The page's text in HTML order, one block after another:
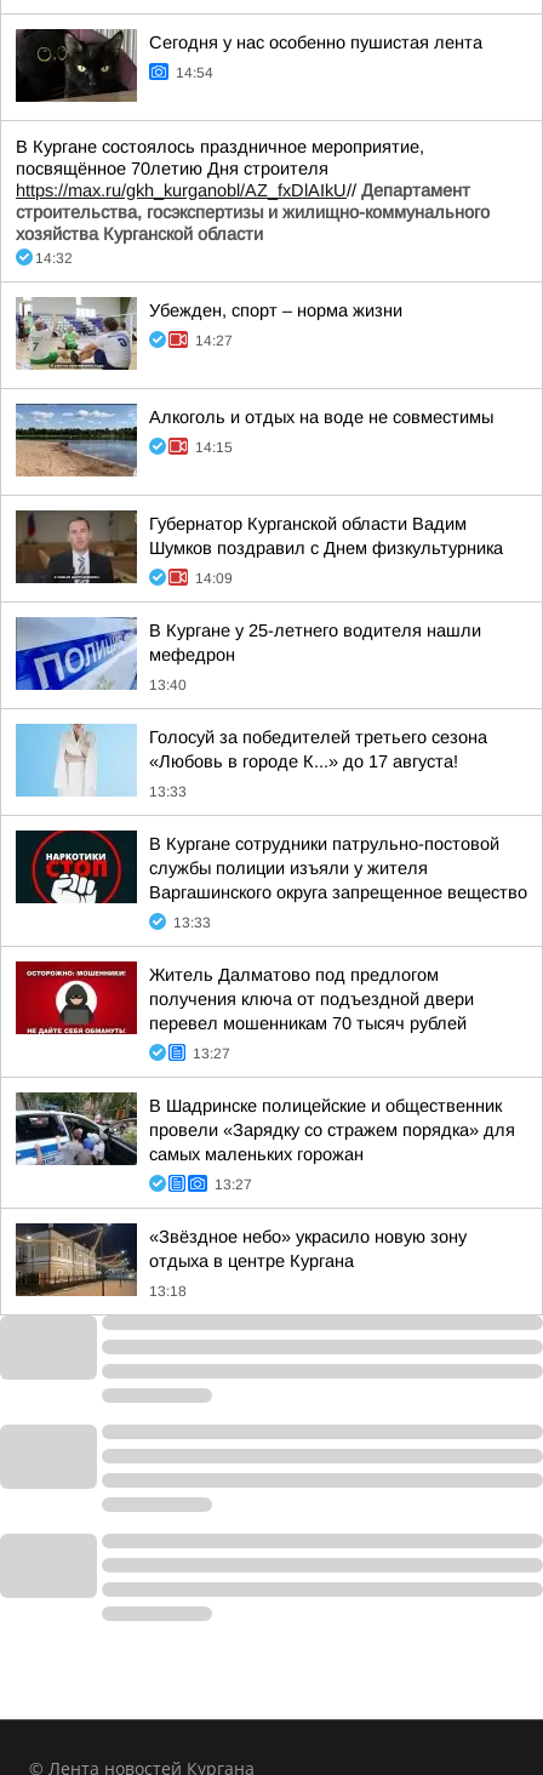
Сегодня у нас особенно пушистая лента
14:54
В Кургане состоялось праздничное мероприятие,
посвящённое 70летию Дня строителя
https://max.ru/gkh_kurganobl/AZ_fxDlAIkU// Департамент
строительства, госэкспертизы и жилищно-коммунального
хозяйства Курганской области
14:32
Убежден, спорт – норма жизни
14:27
Алкоголь и отдых на воде не совместимы
14:15
Губернатор Курганской области Вадим
Шумков поздравил с Днем физкультурника
14:09
В Кургане у 25-летнего водителя нашли
мефедрон
13:40
Голосуй за победителей третьего сезона
«Любовь в городе К...» до 17 августа!
13:33
В Кургане сотрудники патрульно-постовой
службы полиции изъяли у жителя
Варгашинского округа запрещенное вещество
13:33
Житель Далматово под предлогом
получения ключа от подъездной двери
перевел мошенникам 70 тысяч рублей
13:27
В Шадринске полицейские и общественник
провели «Зарядку со стражем порядка» для
самых маленьких горожан
13:27
«Звёздное небо» украсило новую зону
отдыха в центре Кургана
13:18
© Лента новостей Кургана